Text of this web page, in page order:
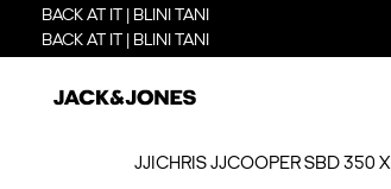
BACK AT IT | BLINI TANI
BACK AT IT | BLINI TANI
JJICHRIS JJCOOPER SBD 350